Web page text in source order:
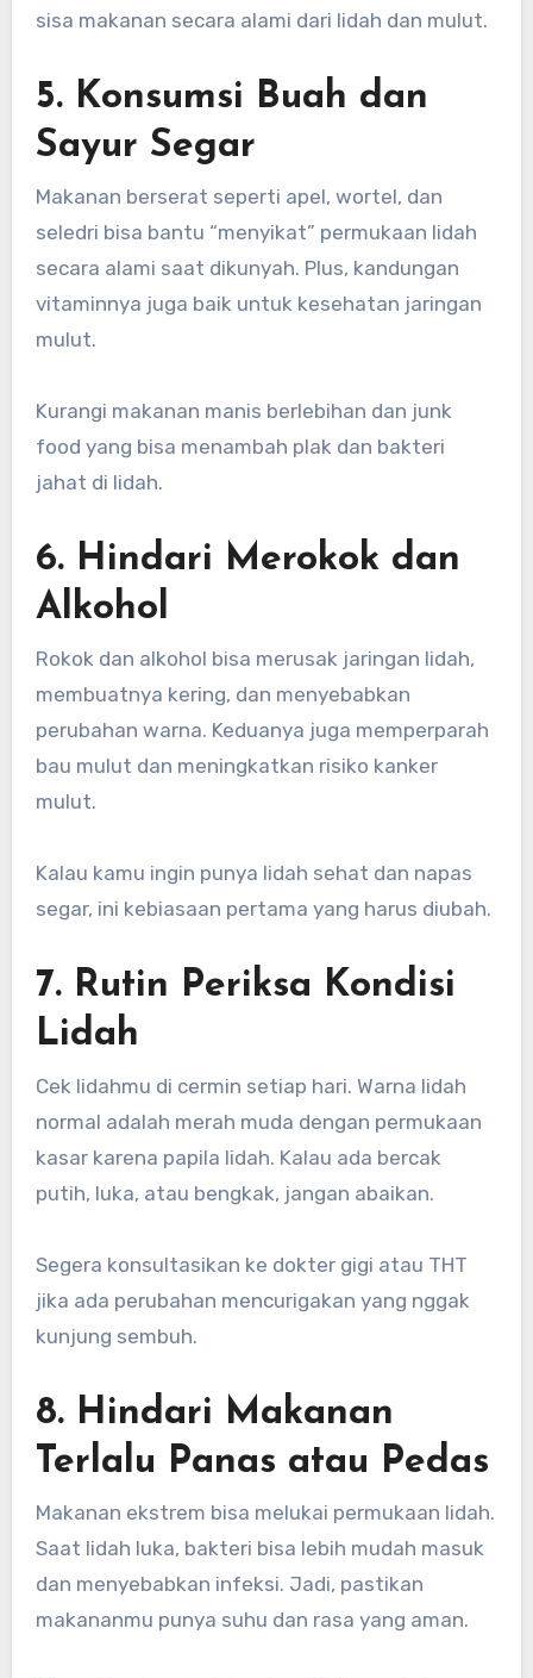
sisa makanan secara alami dari lidah dan mulut.
5. Konsumsi Buah dan
Sayur Segar
Makanan berserat seperti apel, wortel, dan
seledri bisa bantu “menyikat” permukaan lidah
secara alami saat dikunyah. Plus, kandungan
vitaminnya juga baik untuk kesehatan jaringan
mulut.
Kurangi makanan manis berlebihan dan junk
food yang bisa menambah plak dan bakteri
jahat di lidah.
6. Hindari Merokok dan
Alkohol
Rokok dan alkohol bisa merusak jaringan lidah,
membuatnya kering, dan menyebabkan
perubahan warna. Keduanya juga memperparah
bau mulut dan meningkatkan risiko kanker
mulut.
Kalau kamu ingin punya lidah sehat dan napas
segar, ini kebiasaan pertama yang harus diubah.
7. Rutin Periksa Kondisi
Lidah
Cek lidahmu di cermin setiap hari. Warna lidah
normal adalah merah muda dengan permukaan
kasar karena papila lidah. Kalau ada bercak
putih, luka, atau bengkak, jangan abaikan.
Segera konsultasikan ke dokter gigi atau THT
jika ada perubahan mencurigakan yang nggak
kunjung sembuh.
8. Hindari Makanan
Terlalu Panas atau Pedas
Makanan ekstrem bisa melukai permukaan lidah.
Saat lidah luka, bakteri bisa lebih mudah masuk
dan menyebabkan infeksi. Jadi, pastikan
makananmu punya suhu dan rasa yang aman.